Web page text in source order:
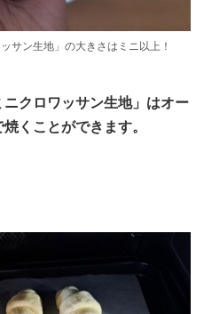
サン生地」の大きさはミニ以上！
クロワッサン生地」はオー
くことができます。